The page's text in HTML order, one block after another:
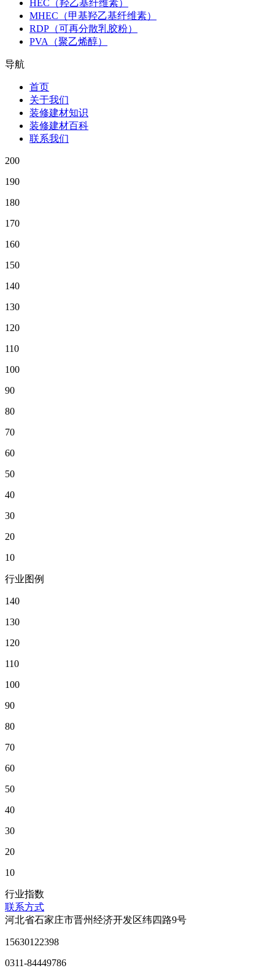
HEC（羟乙基纤维素）
MHEC（甲基羟乙基纤维素）
RDP（可再分散乳胶粉）
PVA（聚乙烯醇）
导航
首页
关于我们
装修建材知识
装修建材百科
联系我们
200
190
180
170
160
150
140
130
120
110
100
90
80
70
60
50
40
30
20
10
行业图例
140
130
120
110
100
90
80
70
60
50
40
30
20
10
行业指数
联系方式
河北省石家庄市晋州经济开发区纬四路9号
15630122398
0311-84449786